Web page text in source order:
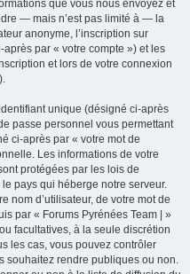
que vous nous envoyez et
— mais n’est pas limité à — la
anonyme, l’inscription sur
par « votre compte ») et les
et lors de votre connexion
unique (désigné ci-après
passe personnel vous permettant
ci-après par « votre mot de
Les informations de votre
protégées par les lois de
pays qui héberge notre serveur.
nom d’utilisateur, de votre mot de
par « Forums Pyrénées Team | »
facultatives, à la seule discrétion
les cas, vous pouvez contrôler
souhaitez rendre publiques ou non.